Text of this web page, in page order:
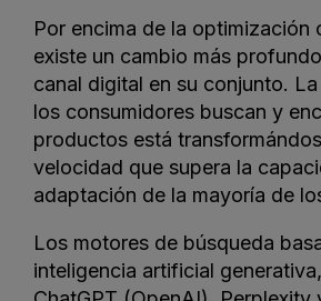
Por encima de la optimización
existe un cambio más
canal digital en su conjunto.
los consumidores buscan y
productos está
velocidad que supera la
adaptación de la mayoría de
Los motores de búsqueda
inteligencia artificial